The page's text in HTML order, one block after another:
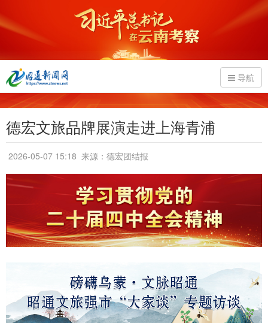
导航
德宏文旅品牌展演走进上海青浦
2026-05-07 15:18 来源：德宏团结报